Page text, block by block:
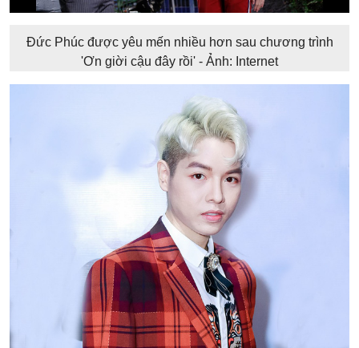
Đức Phúc được yêu mến nhiều hơn sau chương trình
'Ơn giời cậu đây rồi' - Ảnh: Internet